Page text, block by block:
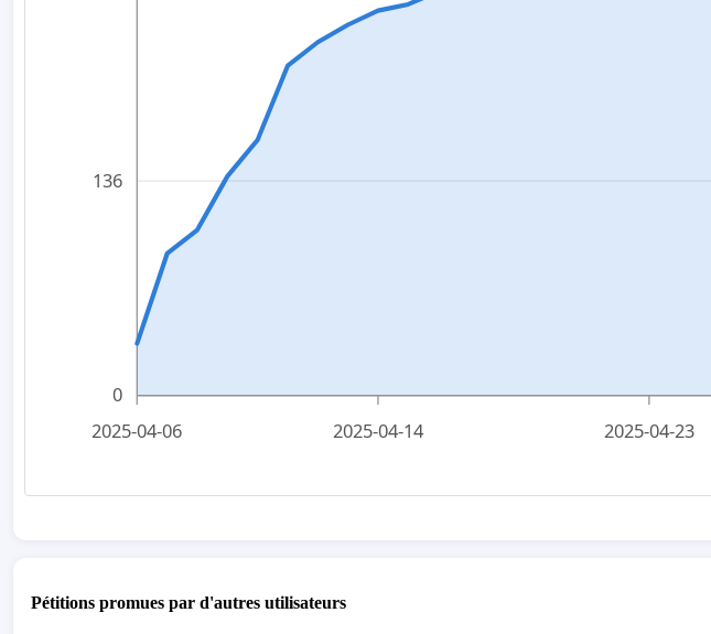
0
136
2025-04-06 2025-04-14 2025-04-23
Pétitions promues par d'autres utilisateurs